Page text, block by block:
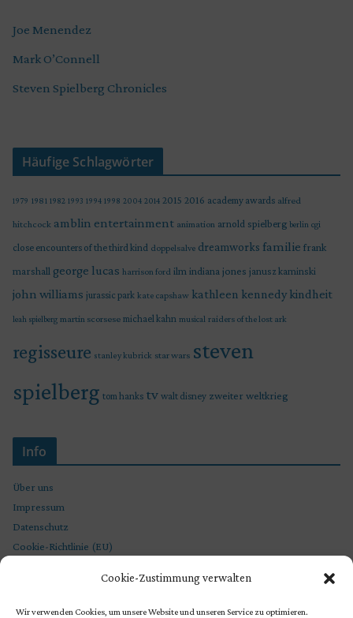
Cookie-Zustimmung verwalten
Wir verwenden Cookies, um unsere Website und unseren Service zu optimieren.
Joe Menendez
Mark O’Connell
Steven Spielberg Chronicles
Häufige Schlagwörter
1979 1981 1982 1993 1994 1998 2004 2014 2015 2016 academy awards alfred
hitchcock amblin entertainment animation arnold spielberg berlin cgi
close encounters of the third kind doppelsalve dreamworks familie frank
marshall george lucas harrison ford ilm indiana jones janusz kaminski
john williams jurassic park kate capshaw kathleen kennedy kindheit
leah spielberg martin scorsese michael kahn musical raiders of the lost ark
regisseure stanley kubrick star wars steven
spielberg tom hanks tv walt disney zweiter weltkrieg
Info
Über uns
Impressum
Datenschutz
Cookie-Richtlinie (EU)